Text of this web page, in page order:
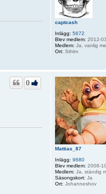
captcash
Inlägg: 5672
Blev medlem: 2012-
Medlem: Ja, vanlig
Ort: Sthlm
Mattias_87
Inlägg: 9680
Blev medlem: 2008-
Medlem: Ja, ständig
Säsongskort: Ja
Ort: Johanneshov
0